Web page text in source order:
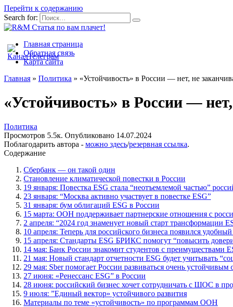
Перейти к содержанию
Search for:
Главная страница
Обратная связь
Карта сайта
Главная » Политика » «Устойчивость» в России — нет, не
«Устойчивость» в России —
Политика
Просмотров 5.5к. Опубликовано 14.07.2024
Поблагодарить автора - можно здесь/резервная ссылка.
Содержание
Сбербанк — он такой один
Становление климатической повестки в России
19 января: Повестка ESG стала “неотъемлемой частью”
23 января: “Москва активно участвует в повестке ESG”
31 января: бум облигаций ESG в России
15 марта: ООН поддерживает партнерские отношения с
2 апреля: “2024 год знаменует новый старт трансформации
10 апреля: Теперь для российского бизнеса появился
15 апреля: Стандарты ESG БРИКС помогут “повысить
14 мая: Банк России знакомит студентов с преимуществами
21 мая: Новый стандарт отчетности ESG будет учитывать
29 мая: Sber помогает России развиваться очень устойчивым
27 июня: «Ренессанс ESG” в России
28 июня: российский бизнес хочет сотрудничать с ШОС в
9 июля: ”Единый вектор» устойчивого развития
Материалы по теме «устойчивость» по программам ООН